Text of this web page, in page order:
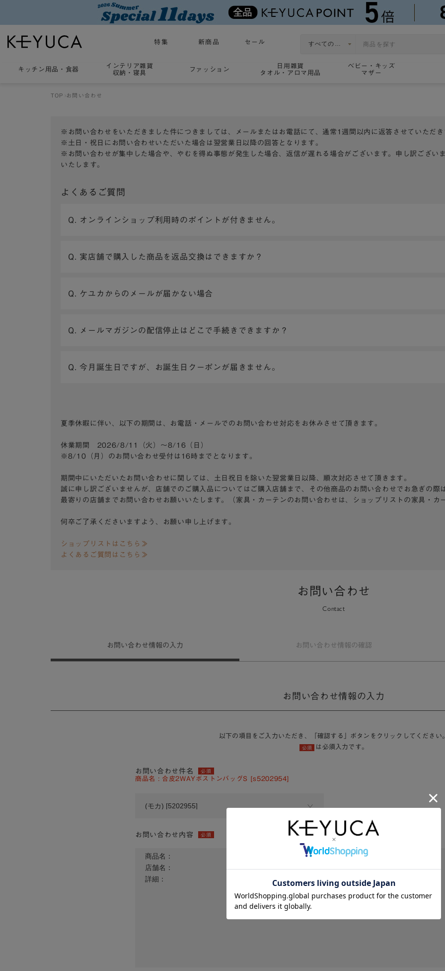
特集 新商品 セール
キッチン用品 ・ 食器
インテリア雑貨
収納・寝具
ファッション
日用雑貨
タオル・アロマ用品
ベビー・キッズ
マザー
TOP お問い合わせ
※お問い合わせをいただきました件につきましては、メールまたはお電話にて、通常1週間以内に返答させていただ
※土日・祝日にお問い合わせいただいた場合は翌営業日以降の回答となります。
※お問い合わせが集中した場合や、やむを得ぬ事態が発生した場合、返信が遅れる場合がございます。申し訳ござい
いたします。
よくあるご質問
Q. オンラインショップ利用時のポイントが付きません。
Q. 実店舗で購入した商品を返品交換はできますか？
Q. ケユカからのメールが届かない場合
Q. メールマガジンの配信停止はどこで手続きできますか？
Q. 今月誕生日ですが、お誕生日クーポンが届きません。
夏季休暇に伴い、以下の期間は、お電話・メールでのお問い合わせ対応をお休みさせて頂きます。
休業期間 2026/8/11（火）～8/16（日）
※8/10（月）のお問い合わせ受付は16時までとなります。
期間中にいただいたお問い合わせに関しては、土日祝日を除いた翌営業日以降、順次対応させて頂きます。
誠に申し訳ございませんが、店舗でのご購入品についてはご購入店舗まで、その他商品のお問い合わせでお急ぎの際
最寄りの店舗までお問い合わせお願いいたします。（家具・カーテンのお問い合わせは、ショップリストの家具・カ
何卒ご了承くださいますよう、お願い申し上げます。
ショップリストはこちら≫
よくあるご質問はこちら≫
お問い合わせ
Contact
お問い合わせ情報の入力 お問い合わせ 情報の確認
お問い合わせ情報の入力
以下の項目をご入力いただき、「確認する」ボタンをクリックしてください
必須 は必須入力です。
お問い合わせ件名 必須
商品名 : 合皮2WAYボストンバッグS [s5202954]
お問い合わせ内容 必須